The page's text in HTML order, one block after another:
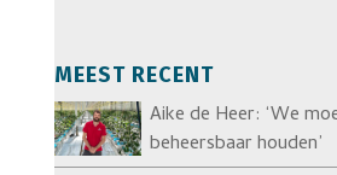
MEEST RECENT
Aike de Heer: ‘We
beheersbaar houden’